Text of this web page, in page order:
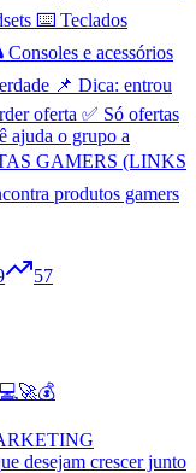
⌨️ Teclados
e acessórios
📌 Dica: entrou
oferta ✅ Só ofertas
ajuda o grupo a
GAMERS (LINKS
produtos gamers
57
desejam crescer junto